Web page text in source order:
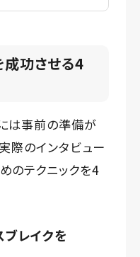
成功させる4
は事前の準備が
際のインタビュー
のテクニックを4
レイクを